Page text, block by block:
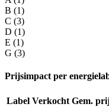
B (1)
C (3)
D (1)
E (1)
G (3)
Prijsimpact per
Label Verkocht Gem.